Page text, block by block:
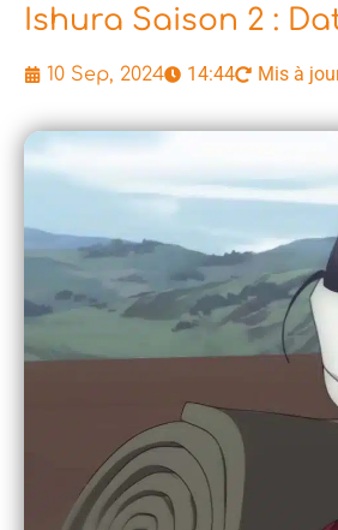
Ishura Saison 2 :
10 Sep, 2024 14:44 Mis à